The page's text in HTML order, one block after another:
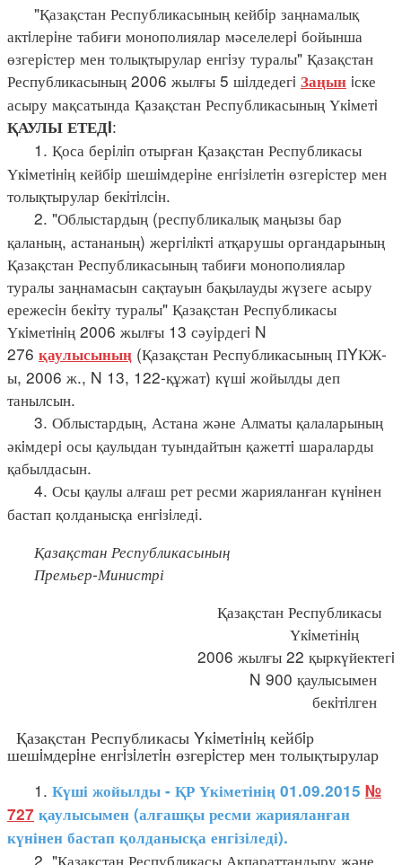
"Қазақстан Республикасының кейбiр заңнамалық
актiлерiне табиғи монополиялар мәселелерi бойынша
өзгерiстер мен толықтырулар енгiзу туралы" Қазақстан
Республикасының 2006 жылғы 5 шiлдедегi Заңын iске
асыру мақсатында Қазақстан Республикасының Үкiметi
ҚАУЛЫ ЕТЕДI:
1. Қоса берiлiп отырған Қазақстан Республикасы
Үкiметiнiң кейбiр шешiмдерiне енгiзiлетiн өзгерiстер мен
толықтырулар бекiтiлсiн.
2. "Облыстардың (республикалық маңызы бар
қаланың, астананың) жергiлiктi атқарушы органдарының
Қазақстан Республикасының табиғи монополиялар
туралы заңнамасын сақтауын бақылауды жүзеге асыру
ережесiн бекiту туралы" Қазақстан Республикасы
Үкiметiнiң 2006 жылғы 13 сәуiрдегi N
276 қаулысының (Қазақстан Республикасының ПYКЖ-
ы, 2006 ж., N 13, 122-құжат) күшi жойылды деп
танылсын.
3. Облыстардың, Астана және Алматы қалаларының
әкiмдерi осы қаулыдан туындайтын қажеттi шараларды
қабылдасын.
4. Осы қаулы алғаш рет ресми жарияланған күнiнен
бастап қолданысқа енгiзiледi.
Қазақстан Республикасының
Премьер-Министрі
Қазақстан Республикасы
Үкiметінiң
2006 жылғы 22 қыркүйектегi
N 900 қаулысымен
бекiтiлген
Қазақстан Республикасы Yкiметiнiң кейбiр
шешiмдерiне енгiзiлетiн өзгерiстер мен толықтырулар
1. Күші жойылды - ҚР Үкіметінің 01.09.2015 №
727 қаулысымен (алғашқы ресми жарияланған
күнінен бастап қолданысқа енгізіледі).
2. "Қазақстан Республикасы Ақпараттандыру және